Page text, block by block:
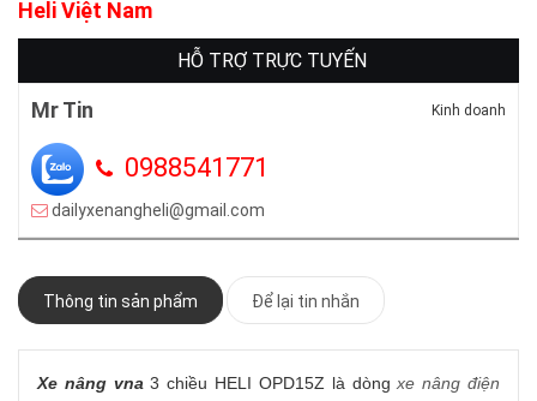
Heli Việt Nam
HỖ TRỢ TRỰC TUYẾN
Mr Tin Kinh doanh
0988541771
dailyxenangheli@gmail.com
Thông tin sản phẩm Để lại tin nhắn
Xe nâng vna3 chiều HELI OPD15Z là dòngxe nâng điện